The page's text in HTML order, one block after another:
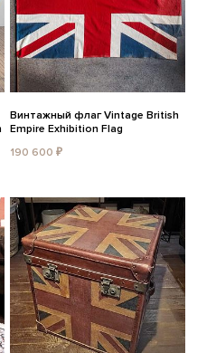
Винтажный флаг Vintage British
Empire Exhibition Flag
190 600 ₽